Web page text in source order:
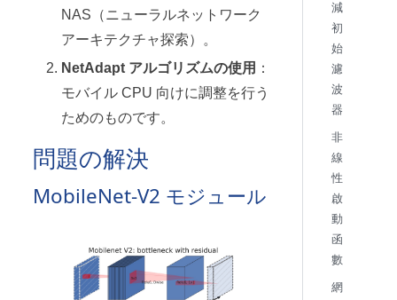
NAS（ニューラルネットワーク
アーキテクチャ探索）。
NetAdapt アルゴリズムの使用 ：
モバイル CPU 向けに調整を行う
ためのものです。
問題の解決
MobileNet-V2 モジュール
減
初
始
濾
波
器
非
線
性
啟
動
函
數
網